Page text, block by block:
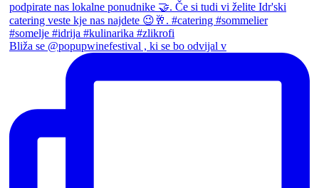
Bliža se @popupwinefestival , ki se bo odvijal v